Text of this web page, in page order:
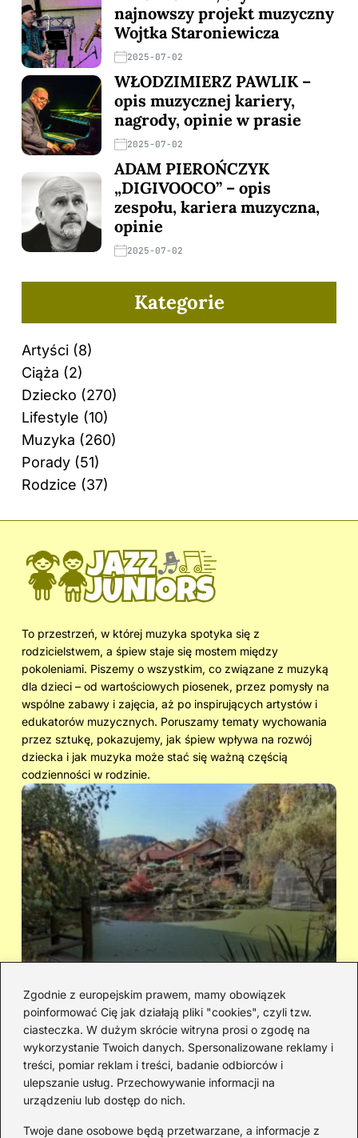
Zgodnie z europejskim prawem, mamy obowiązek
poinformować Cię jak działają pliki "cookies", czyli tzw.
ciasteczka. W dużym skrócie witryna prosi o zgodę na
wykorzystanie Twoich danych. Spersonalizowane reklamy i
treści, pomiar reklam i treści, badanie odbiorców i
ulepszanie usług. Przechowywanie informacji na
urządzeniu lub dostęp do nich.
Twoje dane osobowe będą przetwarzane, a informacje z
najnowszy projekt muzyczny
Wojtka Staroniewicza
2025-07-02
WŁODZIMIERZ PAWLIK –
opis muzycznej kariery,
nagrody, opinie w prasie
2025-07-02
ADAM PIEROŃCZYK
„DIGIVOOCO” – opis
zespołu, kariera muzyczna,
opinie
2025-07-02
Kategorie
Artyści (8)
Ciąża (2)
Dziecko (270)
Lifestyle (10)
Muzyka (260)
Porady (51)
Rodzice (37)
To przestrzeń, w której muzyka spotyka się z
rodzicielstwem, a śpiew staje się mostem między
pokoleniami. Piszemy o wszystkim, co związane z muzyką
dla dzieci – od wartościowych piosenek, przez pomysły na
wspólne zabawy i zajęcia, aż po inspirujących artystów i
edukatorów muzycznych. Poruszamy tematy wychowania
przez sztukę, pokazujemy, jak śpiew wpływa na rozwój
dziecka i jak muzyka może stać się ważną częścią
codzienności w rodzinie.
Cicha woda — kto śpiewał i jaka jest
historia piosenki
Redakcja